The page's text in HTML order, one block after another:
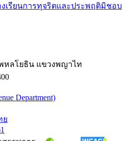
งเรียนการทุจริตและประพฤติมิชอบ
หลโยธิน แขวงพญาไท
Department)
ย